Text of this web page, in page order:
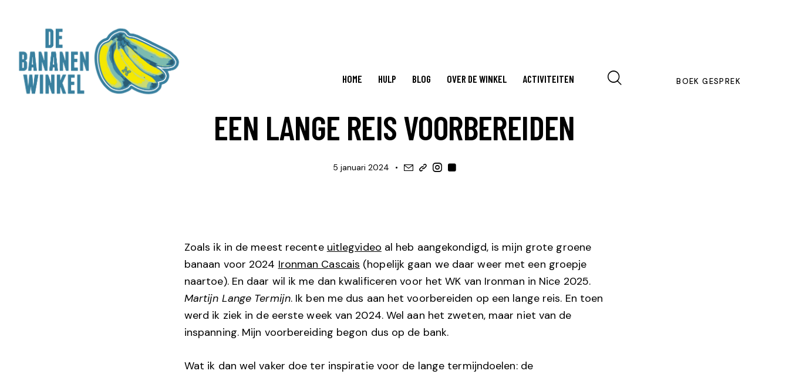
HOME HULP BLOG OVER DE WINKEL ACTIVITEITEN BOEK GESPREK
EEN LANGE REIS VOORBEREIDEN
5 januari 2024
Zoals ik in de meest recente uitlegvideo al heb aangekondigd, is mijn grote groene
banaan voor 2024 Ironman Cascais (hopelijk gaan we daar weer met een groepje
naartoe). En daar wil ik me dan kwalificeren voor het WK van Ironman in Nice 2025.
Martijn Lange Termijn. Ik ben me dus aan het voorbereiden op een lange reis. En toen
werd ik ziek in de eerste week van 2024. Wel aan het zweten, maar niet van de
inspanning. Mijn voorbereiding begon dus op de bank.
Wat ik dan wel vaker doe ter inspiratie voor de lange termijndoelen: de